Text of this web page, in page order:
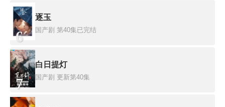
6
逐玉
国产剧 第40集已完结
7
白日提灯
国产剧 更新第40集